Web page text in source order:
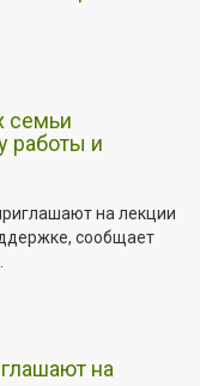
семьи
работы и
на лекции
сообщает
на